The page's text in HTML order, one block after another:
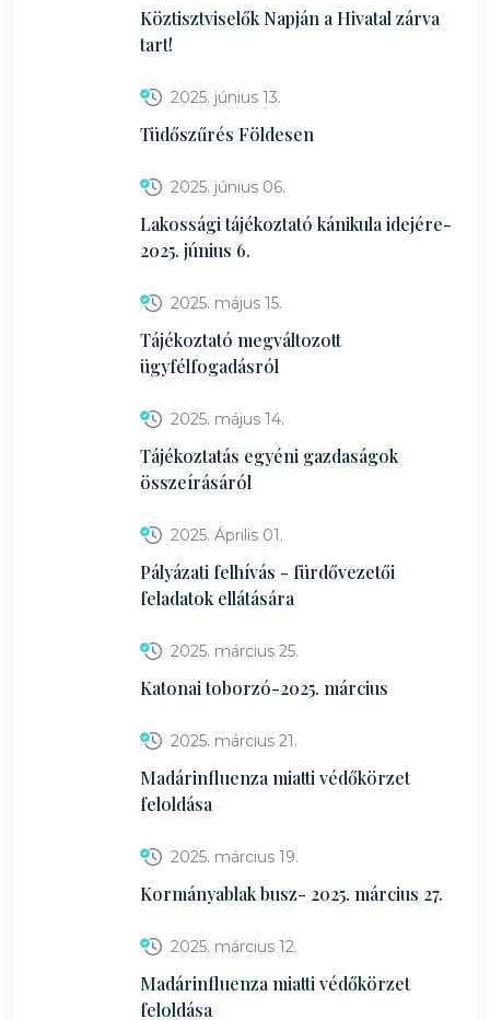
Köztisztviselők Napján a Hivatal zárva
tart!
2025. június 13.
Tüdőszűrés Földesen
2025. június 06.
Lakossági tájékoztató kánikula idejére-
2025. június 6.
2025. május 15.
Tájékoztató megváltozott
ügyfélfogadásról
2025. május 14.
Tájékoztatás egyéni gazdaságok
összeírásáról
2025. Április 01.
Pályázati felhívás - fürdővezetői
feladatok ellátására
2025. március 25.
Katonai toborzó-2025. március
2025. március 21.
Madárinfluenza miatti védőkörzet
feloldása
2025. március 19.
Kormányablak busz- 2025. március 27.
2025. március 12.
Madárinfluenza miatti védőkörzet
feloldása